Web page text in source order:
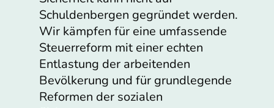
Schuldenbergen gegründet werden.
Wir kämpfen für eine umfassende
Steuerreform mit einer echten
Entlastung der arbeitenden
Bevölkerung und für grundlegende
Reformen der sozialen